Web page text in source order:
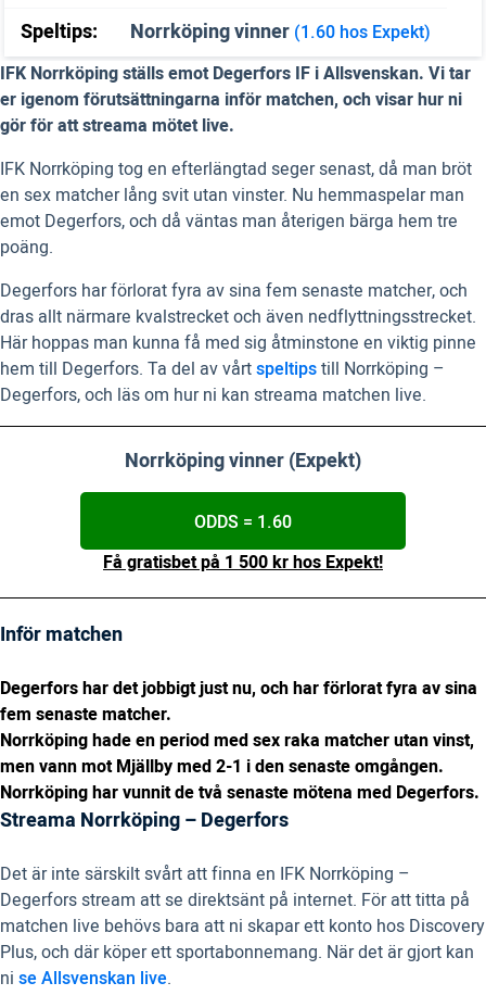
Speltips: Norrköping vinner (1.60 hos Expekt)
IFK Norrköping ställs emot Degerfors IF i Allsvenskan. Vi tar
er igenom förutsättningarna inför matchen, och visar hur ni
gör för att streama mötet live.
IFK Norrköping tog en efterlängtad seger senast, då man bröt
en sex matcher lång svit utan vinster. Nu hemmaspelar man
emot Degerfors, och då väntas man återigen bärga hem tre
poäng.
Degerfors har förlorat fyra av sina fem senaste matcher, och
dras allt närmare kvalstrecket och även nedflyttningsstrecket.
Här hoppas man kunna få med sig åtminstone en viktig pinne
hem till Degerfors. Ta del av vårtspeltipstill Norrköping –
Degerfors, och läs om hur ni kan streama matchen live.
Norrköping vinner (Expekt)
ODDS = 1.60
Få gratisbet på 1 500 kr hos Expekt!
Inför matchen
Degerfors har det jobbigt just nu, och har förlorat fyra av sina
fem senaste matcher.
Norrköping hade en period med sex raka matcher utan vinst,
men vann mot Mjällby med 2-1 i den senaste omgången.
Norrköping har vunnit de två senaste mötena med Degerfors.
Streama Norrköping – Degerfors
Det är inte särskilt svårt att finna en IFK Norrköping –
Degerfors stream att se direktsänt på internet. För att titta på
matchen live behövs bara att ni skapar ett konto hos Discovery
Plus, och där köper ett sportabonnemang. När det är gjort kan
ni se Allsvenskan live.